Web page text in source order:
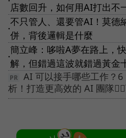
店數回升，如何用AI打出不
●
不只管人、還要管AI！莫德
併，背後邏輯是什麼
●
簡立峰：哆啦A夢在路上，
解，但錯過這波就錯過黃金
AI 可以接手哪些工作？
析！打造更高效的 AI 團隊